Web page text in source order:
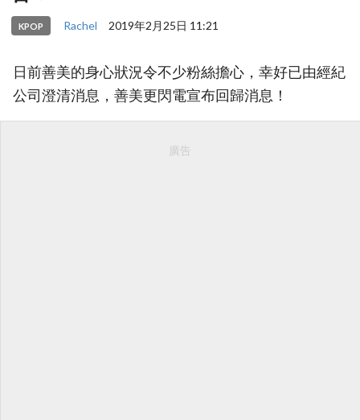
KPOP Rachel 2019年2月25日 11:21
日前善美的身心狀況令不少粉絲擔心，幸好已由經紀
公司澄清消息，善美更閃電宣布回歸消息！
廣告